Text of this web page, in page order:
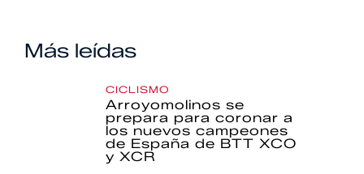
Más leídas
CICLISMO
Arroyomolinos se
prepara para coronar a
los nuevos campeones
de España de BTT XCO
y XCR